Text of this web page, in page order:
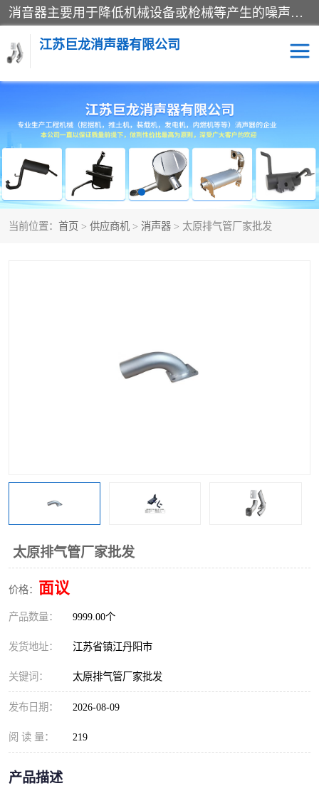
消音器主要用于降低机械设备或枪械等产生的噪声。它通过阻尼或增加排气面积来降低排气速度和功率，从而降低噪声。常见的消音器类型包括阻性消声器、抗性消声器、共振消声器以及阻抗复合式消声器等。这些消音器各有特点，适用于不同频率的噪声消除。
江苏巨龙消声器有限公司
当前位置： 首页 > 供应商机 > 消声器 > 太原排气管厂家批发
太原排气管厂家批发
价格： 面议
产品数量： 9999.00个
发货地址： 江苏省镇江丹阳市
关键词： 太原排气管厂家批发
发布日期： 2026-08-09
阅 读 量： 219
产品描述
消声器